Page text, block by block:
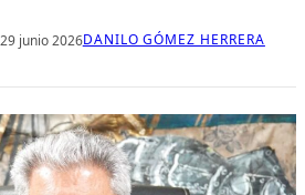
29 junio 2026DANILO GÓMEZ HERRERA